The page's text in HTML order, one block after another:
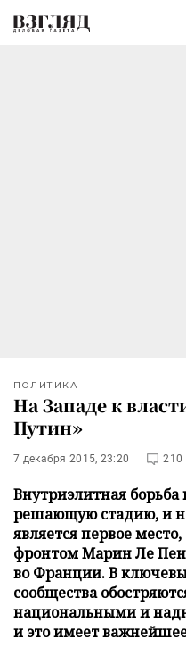
ПОЛИТИКА
На Западе к
Путин»
7 декабря 2015, 23:20 210
Внутриэлитная борьба
решающую стадию, и
является первое
фронтом Марин Ле
во Франции. В
сообщества
национальными и
и это имеет